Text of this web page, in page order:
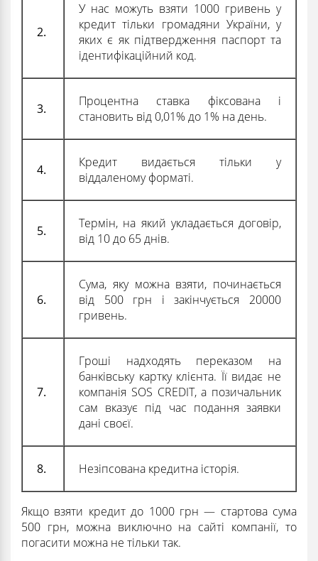
2.
У нас можуть взяти 1000 гривень у
кредит тільки громадяни України, у
яких є як підтвердження паспорт та
ідентифікаційний код.
3.
Процентна ставка фіксована і
становить від 0,01% до 1% на день.
4.
Кредит видається тільки у
віддаленому форматі.
5.
Термін, на який укладається договір,
від 10 до 65 днів.
6.
Сума, яку можна взяти, починається
від 500 грн і закінчується 20000
гривень.
7.
Гроші надходять переказом на
банківську картку клієнта. Її видає не
компанія SOS CREDIT, а позичальник
сам вказує під час подання заявки
дані своєї.
8. Незіпсована кредитна історія.
Якщо взяти кредит до 1000 грн — стартова сума
500 грн, можна виключно на сайті компанії, то
погасити можна не тільки так.